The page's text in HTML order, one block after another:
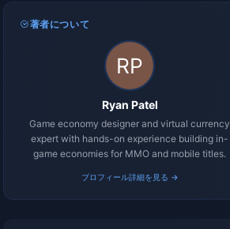
著者について
Ryan Patel
Game economy designer and virtual currency
expert with hands-on experience building in-
game economies for MMO and mobile titles.
プロフィール詳細を見る →